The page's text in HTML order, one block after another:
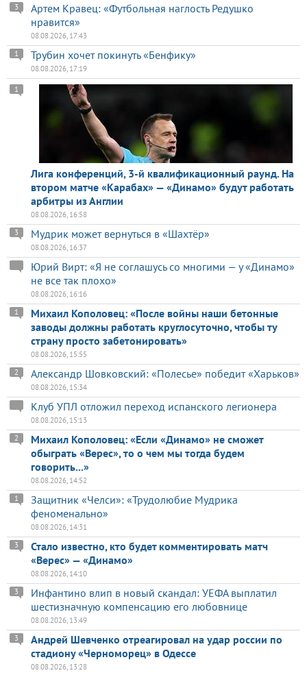
Артем Кравец: «Футбольная наглость Редушко
нравится»
3
08.08.2026, 17:43
Трубин хочет покинуть «Бенфику»
1
08.08.2026, 17:19
Лига конференций, 3-й квалификационный раунд. На
втором матче «Карабах» — «Динамо» будут работать
арбитры из Англии
1
08.08.2026, 16:58
Мудрик может вернуться в «Шахтёр»
3
08.08.2026, 16:37
Юрий Вирт: «Я не соглашусь со многими — у «Динамо»
не все так плохо»
08.08.2026, 16:16
Михаил Кополовец: «После войны наши бетонные
заводы должны работать круглосуточно, чтобы ту
страну просто забетонировать»
1
08.08.2026, 15:55
Александр Шовковский: «Полесье» победит «Харьков»
2
08.08.2026, 15:34
Клуб УПЛ отложил переход испанского легионера
08.08.2026, 15:13
Михаил Кополовец: «Если «Динамо» не сможет
обыграть «Верес», то о чем мы тогда будем
говорить...»
2
08.08.2026, 14:52
Защитник «Челси»: «Трудолюбие Мудрика
феноменально»
1
08.08.2026, 14:31
Стало известно, кто будет комментировать матч
«Верес» — «Динамо»
3
08.08.2026, 14:10
Инфантино влип в новый скандал: УЕФА выплатил
шестизначную компенсацию его любовнице
3
08.08.2026, 13:49
Андрей Шевченко отреагировал на удар россии по
стадиону «Черноморец» в Одессе
3
08.08.2026, 13:28